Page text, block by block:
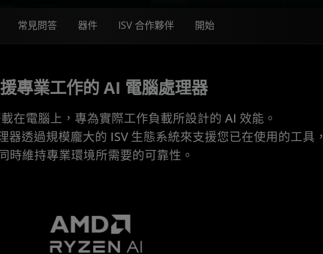
常見問答 器件 ISV 合作夥伴 開始
專業工作的 AI 電腦處理器
在電腦上，專為實際工作負載所設計的 AI 效能。
器透過規模龐大的 ISV 生態系統來支援您已在使用的工具，
時維持專業環境所需要的可靠性。